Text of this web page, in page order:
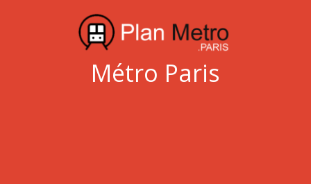
Métro Paris